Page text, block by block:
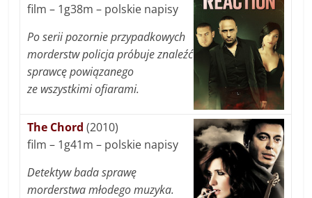
film – 1g38m – polskie napisy
Po serii pozornie przypadkowych
morderstw policja próbuje znaleźć
sprawcę powiązanego
ze wszystkimi ofiarami.
The Chord (2010)
film – 1g41m – polskie napisy
Detektyw bada sprawę
morderstwa młodego muzyka.